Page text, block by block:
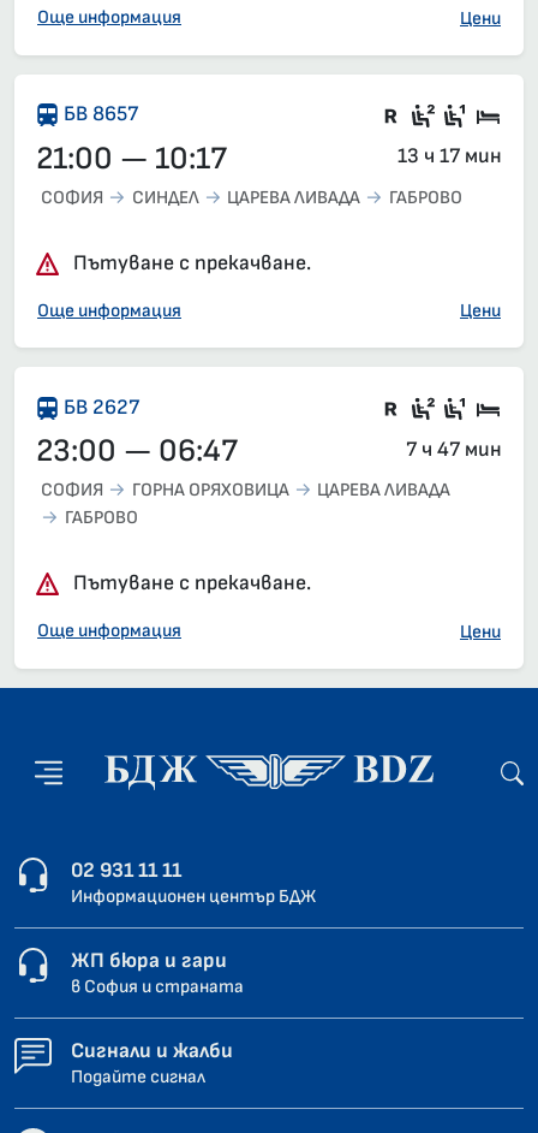
Още информация Цени
БВ 8657 Във влака
Седящи
21:00 — 10:17 13 ч 17 мин
СОФИЯ СИНДЕЛ ЦАРЕВА ЛИВАДА ГАБРОВО
Пътуване с прекачване.
Още информация Цени
БВ 2627 Влак със
Седящи
23:00 — 06:47 7 ч 47 мин
СОФИЯ ГОРНА ОРЯХОВИЦА
ЦАРЕВА ЛИВАДА
ГАБРОВО
Пътуване с прекачване.
Още информация Цени
02 931 11 11
Информационен център БДЖ
ЖП бюра и гари
в София и страната
Сигнали и жалби
Подайте сигнал